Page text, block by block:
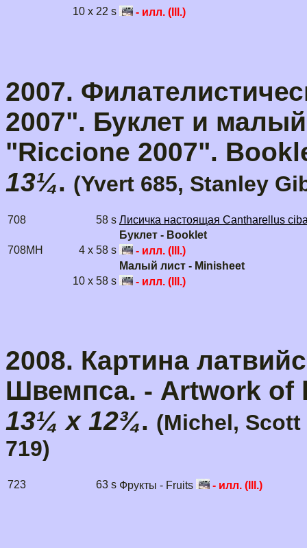
10 x 22 s
- илл. (Ill.)
2007.
2007". Буклет и
"Riccione 2007".
13¼. (Yvert 685, Stanley
708 58 s Лисичка настоящая Cantharellus
Буклет - Booklet
708MH
4 x 58 s
- илл. (Ill.)
Малый лист - Minisheet
10 x 58 s
- илл. (Ill.)
2008. Картина
Швемпса. - Artwork of
13¼ x 12¾. (Michel, Scott
719)
723 63 s Фрукты - Fruits - илл. (Ill.)